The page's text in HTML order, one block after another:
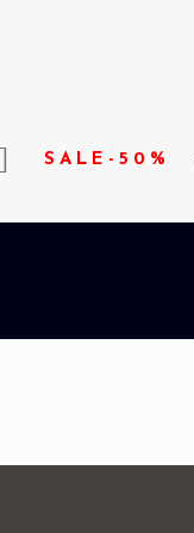
SALE-50%